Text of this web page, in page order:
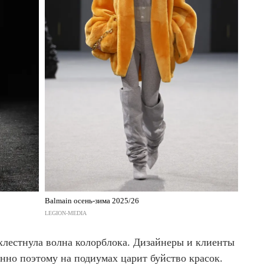
Balmain осень-зима 2025/26
LEGION-MEDIA
волна колорблока. Дизайнеры и клиенты
поэтому на подиумах царит буйство красок.